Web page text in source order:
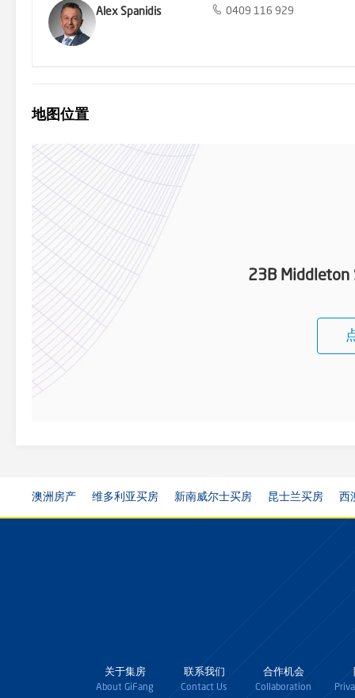
Alex Spanidis 0409 116 929
地图位置
23B Middleton
澳洲房产 维多利亚买房 新南威尔士买房 昆士兰买房 西
关于集房
About GiFang
联系我们
Contact Us
合作机会
Collaboration